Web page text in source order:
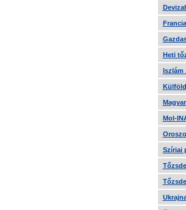
Heti
Iszlám
Mol-
Szíriai